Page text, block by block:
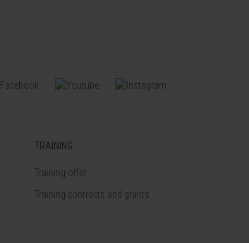
TRAINING
Training offer
Training contracts and grants